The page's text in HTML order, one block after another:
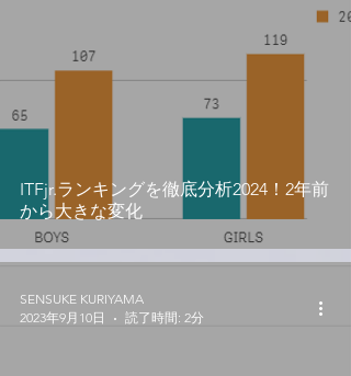
ITFjr.ランキングを徹底分析2024！2年前
から大きな変化
SENSUKE KURIYAMA
2023年9月10日
読了時間: 2分